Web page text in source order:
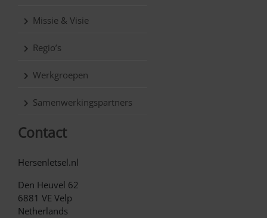
Missie & Visie
Regio’s
Werkgroepen
Samenwerkingspartners
Contact
Hersenletsel.nl
Den Heuvel 62
6881 VE Velp
Netherlands